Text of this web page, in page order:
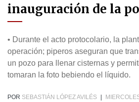
inauguración de la
• Durante el acto protocolario, la
operación; piperos aseguran que
un pozo para llenar cisternas y
tomaran la foto bebiendo el líquido.
POR SEBASTIÁN LÓPEZ AVILÉS